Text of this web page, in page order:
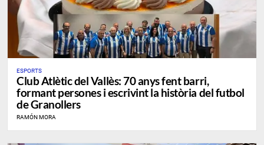
ESPORTS
Club Atlètic del Vallès: 70 anys fent barri,
formant persones i escrivint la història del futbol
de Granollers
RAMÓN MORA